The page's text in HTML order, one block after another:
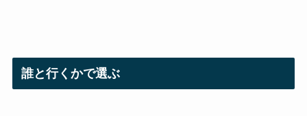
誰と行くかで選ぶ